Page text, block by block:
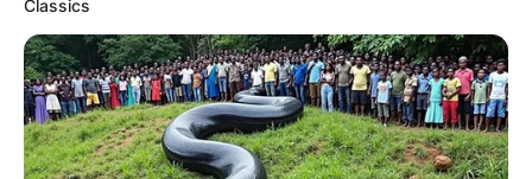
Classics